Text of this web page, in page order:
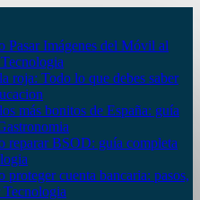
Pasar Imágenes del Móvil al
Tecnologia
roja: Todo lo que debes saber
más bonitos de España: guía
reparar BSOD: guía completa
proteger cuenta bancaria: pasos,
Tecnologia